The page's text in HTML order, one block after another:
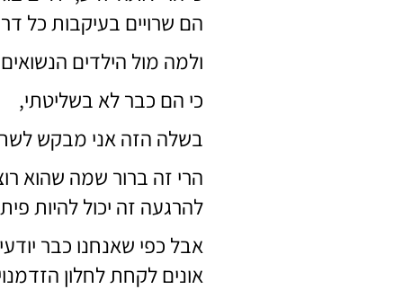
הם שרויים בעיקבות כל
ולמה מול הילדים
כי הם כבר לא בשליטתי,
בשלה הזה אני מבקש
הרי זה ברור שמה שהוא
להרגעה זה יכול להיות
אבל כפי שאנחנו כבר
אונים לקחת לחלון